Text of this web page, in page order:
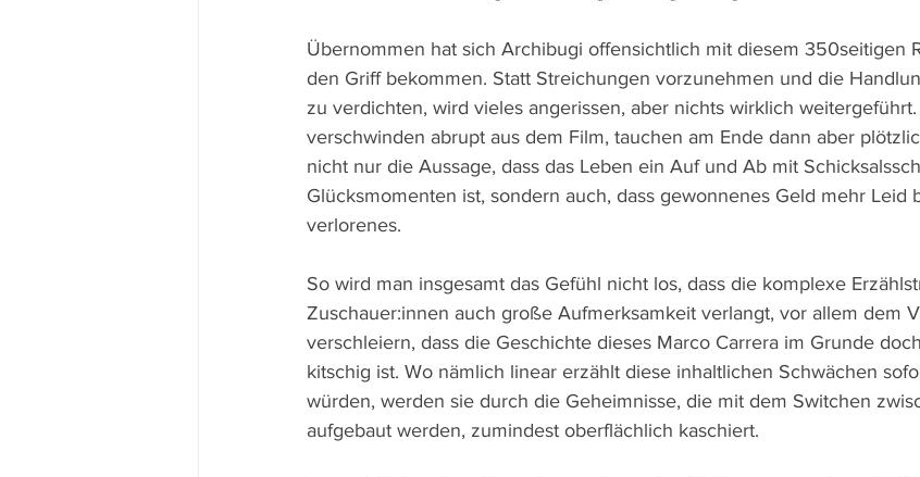
Übernommen hat sich Archibugi offensichtlich mit diesem 350seitigen
den Griff bekommen. Statt Streichungen vorzunehmen und die
zu verdichten, wird vieles angerissen, aber nichts wirklich
verschwinden abrupt aus dem Film, tauchen am Ende dann aber
nicht nur die Aussage, dass das Leben ein Auf und Ab mit
Glücksmomenten ist, sondern auch, dass gewonnenes Geld mehr Leid
verlorenes.
So wird man insgesamt das Gefühl nicht los, dass die komplexe
Zuschauer:innen auch große Aufmerksamkeit verlangt, vor allem dem
verschleiern, dass die Geschichte dieses Marco Carrera im Grunde
kitschig ist. Wo nämlich linear erzählt diese inhaltlichen Schwächen
würden, werden sie durch die Geheimnisse, die mit dem Switchen
aufgebaut werden, zumindest oberflächlich kaschiert.